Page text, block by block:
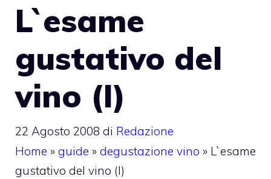
L`esame
gustativo del
vino (I)
22 Agosto 2008 di Redazione
Home » guide » degustazione vino » L`esame
gustativo del vino (I)